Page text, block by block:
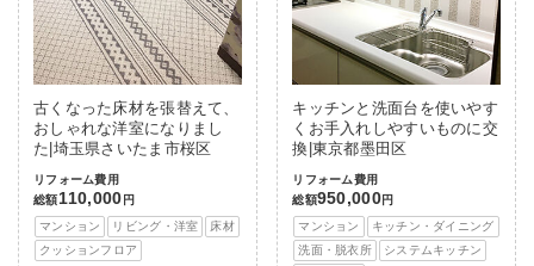
古くなった床材を張替えて、
おしゃれな洋室になりまし
た|埼玉県さいたま市桜区
リフォーム費用
総額110,000 円
マンション
リビング・洋室
床材
クッションフロア
キッチンと洗面台を使いやす
くお手入れしやすいものに交
換|東京都墨田区
リフォーム費用
総額950,000円
マンション
キッチン・ダイニング
洗面・脱衣所
システムキッチン